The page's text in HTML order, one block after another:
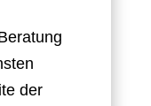
der